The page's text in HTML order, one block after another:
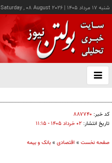
شنبه ۱۷ مرداد ۱۴۰۵ |
Saturday , 08 August 2026
باز
و
کد خبر: ۸۸۷۷۴۰
تاریخ انتشار: ۰۲ خرداد ۱۴۰۵ - ۱۱:۱۵
صفحه نخست » اقتصادی »بانک و بیمه